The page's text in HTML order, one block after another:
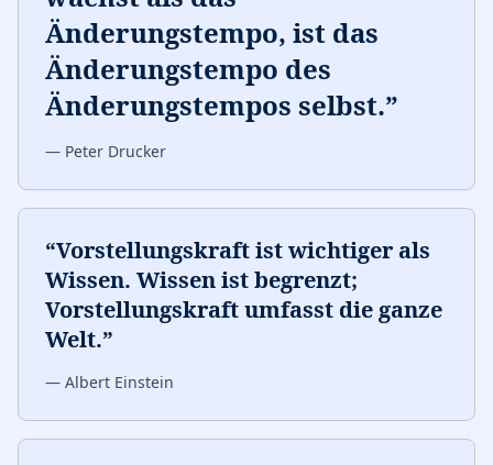
Änderungstempo, ist das
Änderungstempo des
Änderungstempos selbst.”
— Peter Drucker
“Vorstellungskraft ist wichtiger als
Wissen. Wissen ist begrenzt;
Vorstellungskraft umfasst die ganze
Welt.”
— Albert Einstein